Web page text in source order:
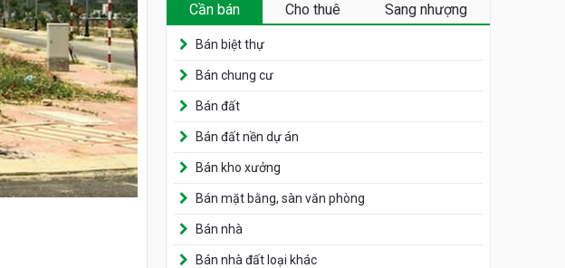
Cần bán Cho thuê Sang nhượng
Bán biệt thự
Bán chung cư
Bán đất
Bán đất nền dự án
Bán kho xưởng
Bán mặt bằng, sàn văn phòng
Bán nhà
Bán nhà đất loại khác